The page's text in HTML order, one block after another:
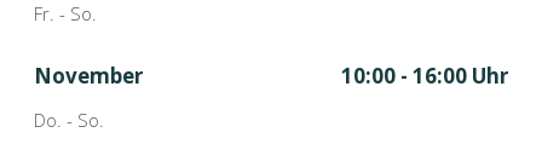
Fr. - So.
November
Do. - So.
10:00 - 16:00 Uhr